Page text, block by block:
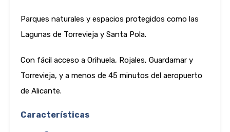
Parques naturales y espacios protegidos como las
Lagunas de Torrevieja y Santa Pola.
Con fácil acceso a Orihuela, Rojales, Guardamar y
Torrevieja, y a menos de 45 minutos del aeropuerto
de Alicante.
Características